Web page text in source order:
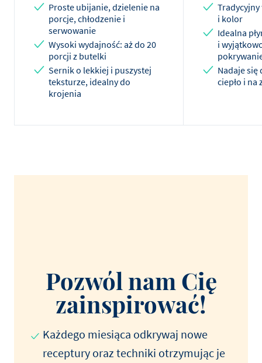
Proste ubijanie, dzielenie na
porcje, chłodzenie i
serwowanie
Wysoki wydajność: aż do 20
porcji z butelki
Sernik o lekkiej i puszystej
teksturze, idealny do
krojenia
i kolor
Idealna
i
Nadaje się
ciepło i na
Pozwól nam Cię
zainspirować!
Każdego miesiąca odkrywaj nowe
receptury oraz techniki otrzymując je